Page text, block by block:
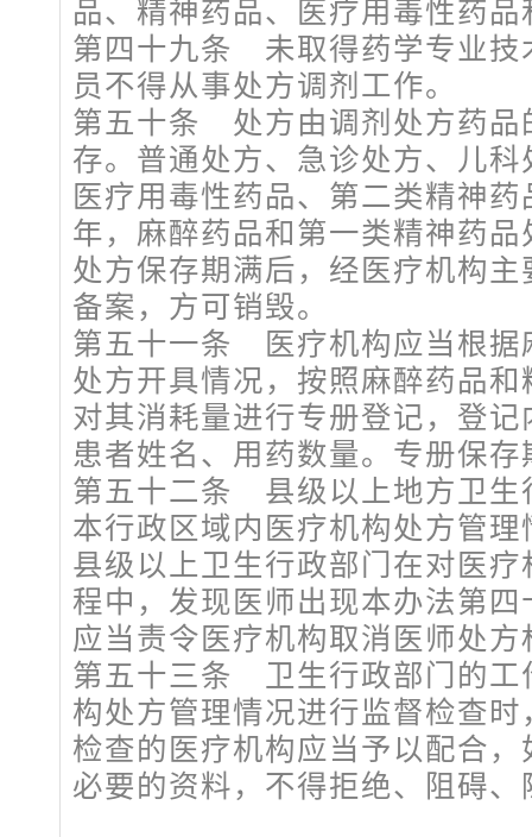
品、精神药品、医疗用毒性药
第四十九条 未取得药学专业技
员不得从事处方调剂工作。
第五十条 处方由调剂处方药品
存。普通处方、急诊处方、儿
医疗用毒性药品、第二类精神
年，麻醉药品和第一类精神药
处方保存期满后，经医疗机构
备案，方可销毁。
第五十一条 医疗机构应当根据
处方开具情况，按照麻醉药品
对其消耗量进行专册登记，登
患者姓名、用药数量。专册保
第五十二条 县级以上地方卫生
本行政区域内医疗机构处方管
县级以上卫生行政部门在对医
程中，发现医师出现本办法第
应当责令医疗机构取消医师处方
第五十三条 卫生行政部门的工
构处方管理情况进行监督检查
检查的医疗机构应当予以配合
必要的资料，不得拒绝、阻碍、